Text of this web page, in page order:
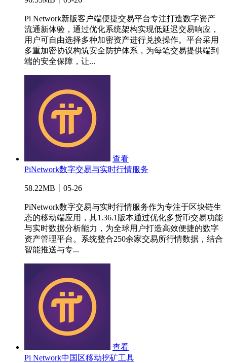
Pi Network新版客户端便捷交易平台专注打造数字资产
流通新体验，通过优化系统架构实现低延迟交易响应，
用户可自由选择多种加密资产进行兑换操作。平台采用
多重加密协议构筑安全防护体系，为每笔交易提供端到
端的安全保障，让...
查看
PiNetwork数字交易与实时行情服务
58.22MB丨05-26
PiNetwork数字交易与实时行情服务作为专注于区块链生
态的移动端应用，其1.36.1版本通过优化多货币交易功能
与实时数据分析能力，为全球用户打造高效便捷的数字
资产管理平台。系统整合250余家交易所行情数据，结合
智能推送与专...
查看
Pi Network中国区移动挖矿工具